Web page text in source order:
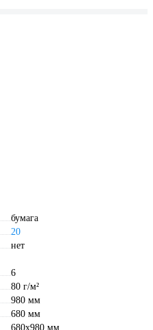
бумага
20
нет
6
80 г/м²
980 мм
680 мм
680х980 мм